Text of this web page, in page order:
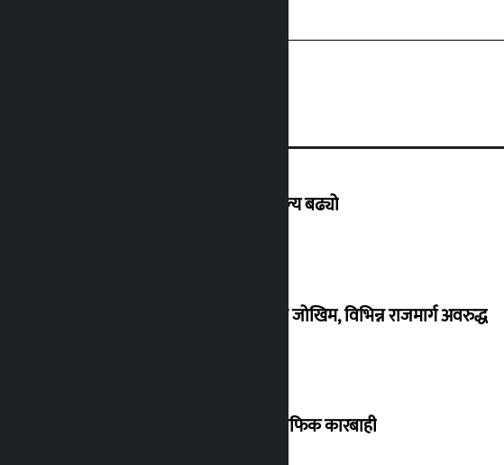
इरान–अमेरिका तनावबीच कच्चा तेलको मूल्य बढ्यो
वर्षासँगै देशभरका सडकमा पहिरो र बाढीको जोखिम, विभिन्न राजमार्ग अवरुद्ध
उपत्यकामा २४ घण्टामा ६४० सवारीमाथि ट्राफिक कारबाही